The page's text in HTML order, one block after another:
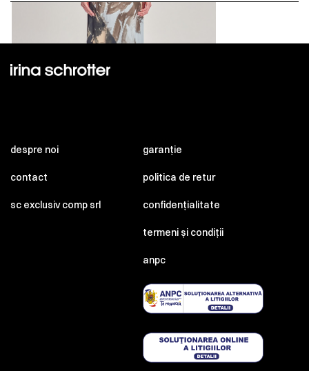
despre noi
contact
sc exclusiv comp srl
garanție
politica de retur
confidențialitate
termeni și condiții
anpc